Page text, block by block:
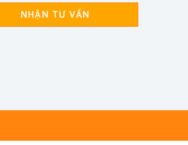
NHẬN TƯ VẤN